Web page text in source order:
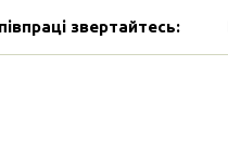
звертайтесь: